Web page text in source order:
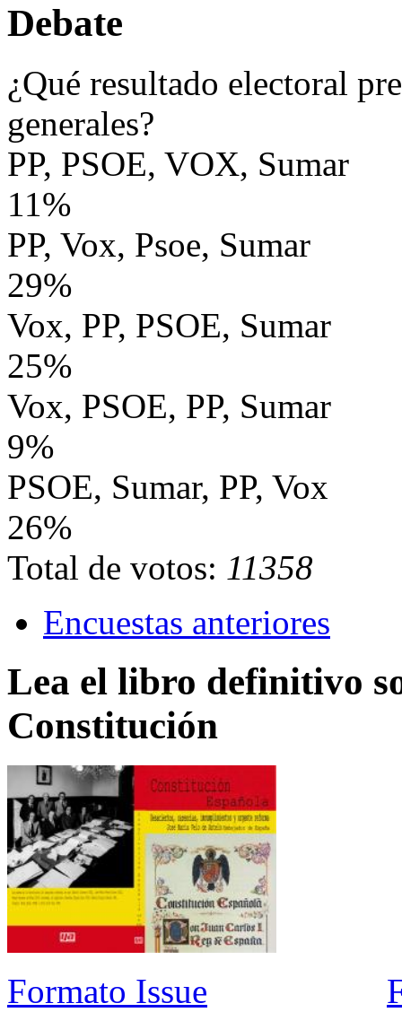
Debate
¿Qué resultado electoral
generales?
PP, PSOE, VOX, Sumar
11%
PP, Vox, Psoe, Sumar
29%
Vox, PP, PSOE, Sumar
25%
Vox, PSOE, PP, Sumar
9%
PSOE, Sumar, PP, Vox
26%
Total de votos: 11358
Encuestas anteriores
Lea el libro definitivo
Constitución
Formato Issue